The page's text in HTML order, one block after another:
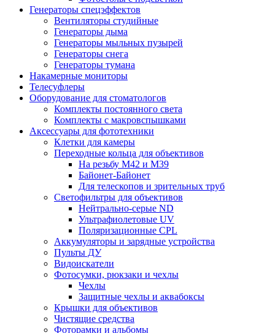
Генераторы спецэффектов
Вентиляторы студийные
Генераторы дыма
Генераторы мыльных пузырей
Генераторы снега
Генераторы тумана
Накамерные мониторы
Телесуфлеры
Оборудование для стоматологов
Комплекты постоянного света
Комплекты с макровспышками
Аксессуары для фототехники
Клетки для камеры
Переходные кольца для объективов
На резьбу М42 и М39
Байонет-Байонет
Для телескопов и зрительных труб
Светофильтры для объективов
Нейтрально-серые ND
Ультрафиолетовые UV
Поляризационные CPL
Аккумуляторы и зарядные устройства
Пульты ДУ
Видоискатели
Фотосумки, рюкзаки и чехлы
Чехлы
Защитные чехлы и аквабоксы
Крышки для объективов
Чистящие средства
Фоторамки и альбомы